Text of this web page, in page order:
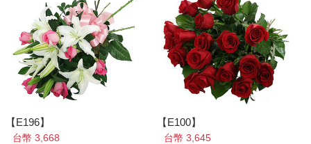
【E196】
台幣 3,668
【E100】
台幣 3,645